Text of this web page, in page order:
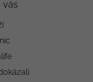
vás